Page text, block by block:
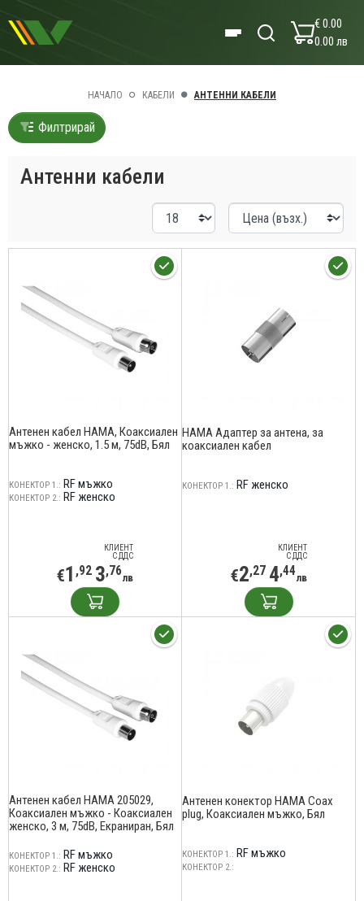
€ 0.00
0.00 лв
НАЧАЛО КАБЕЛИ АНТЕННИ КАБЕЛИ
Филтрирай
Антенни кабели
Антенен кабел HAMA, Коаксиален
мъжко - женско, 1.5 м, 75dB, Бял
КОНЕКТОР 1.: RF мъжко
КОНЕКТОР 2.: RF женско
КЛИЕНТ
С ДДС
€1 ,92 3,76лв
HAMA Адаптер за антена, за
коаксиален кабел
КОНЕКТОР 1.: RF женско
КЛИЕНТ
С ДДС
€2,27 4,44лв
Антенен кабел HAMA 205029,
Коаксиален мъжко - Коаксиален
женско, 3 м, 75dB, Екраниран, Бял
КОНЕКТОР 1.: RF мъжко
КОНЕКТОР 2.: RF женско
Антенен конектор HAMA Coax
plug, Коаксиален мъжко, Бял
КОНЕКТОР 1.: RF мъжко
КОНЕКТОР 2.: